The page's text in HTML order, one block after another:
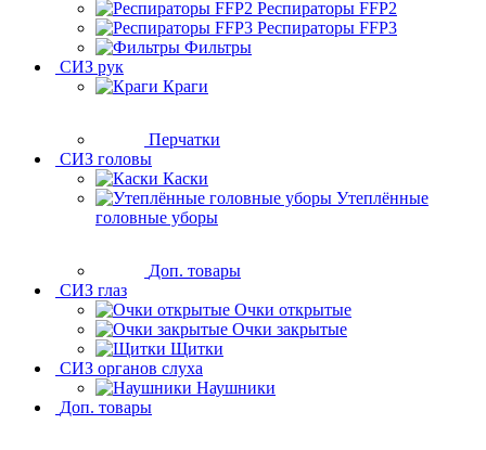
Респираторы FFP2
Респираторы FFP3
Фильтры
СИЗ рук
Краги
Перчатки
СИЗ головы
Каски
Утеплённые
головные уборы
Доп. товары
СИЗ глаз
Очки открытые
Очки закрытые
Щитки
СИЗ органов слуха
Наушники
Доп. товары